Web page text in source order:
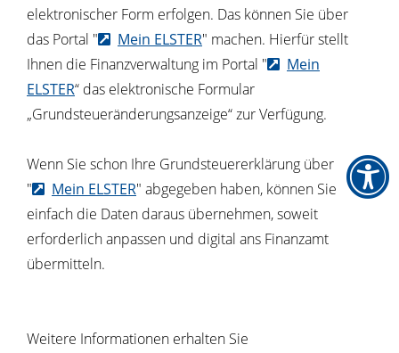
elektronischer Form erfolgen. Das können Sie über
das Portal "
Mein ELSTER" machen. Hierfür stellt
Ihnen die Finanzverwaltung im Portal "
Mein
ELSTER“ das elektronische Formular
„Grundsteueränderungsanzeige“ zur Verfügung.
Wenn Sie schon Ihre Grundsteuererklärung über
"
Mein ELSTER" abgegeben haben, können Sie
einfach die Daten daraus übernehmen, soweit
erforderlich anpassen und digital ans Finanzamt
übermitteln.
Weitere Informationen erhalten Sie